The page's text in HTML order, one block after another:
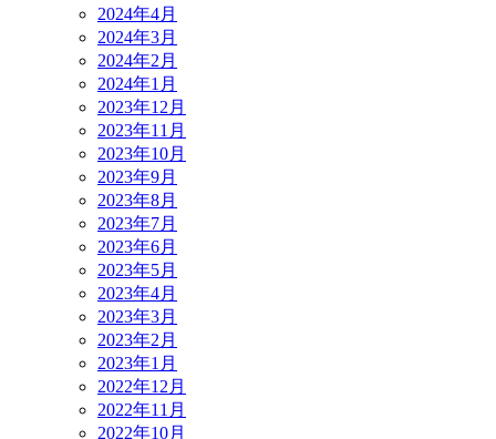
2024年4月
2024年3月
2024年2月
2024年1月
2023年12月
2023年11月
2023年10月
2023年9月
2023年8月
2023年7月
2023年6月
2023年5月
2023年4月
2023年3月
2023年2月
2023年1月
2022年12月
2022年11月
2022年10月